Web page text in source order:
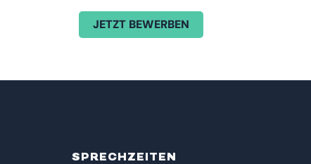
JETZT BEWERBEN
SPRECHZEITEN